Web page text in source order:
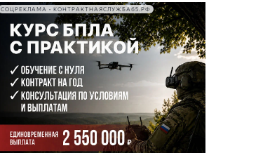
СОЦРЕКЛАМА • КОНТРАКТНАЯСЛУЖБА65.РФ